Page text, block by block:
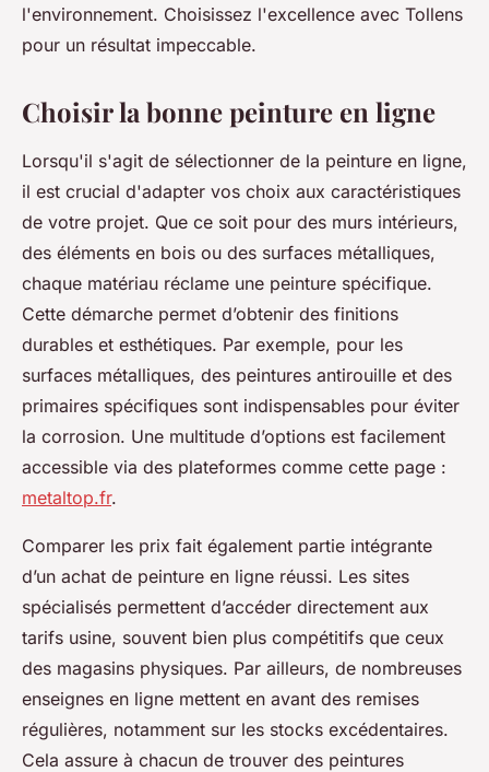
l'environnement. Choisissez l'excellence avec Tollens
pour un résultat impeccable.
Choisir la bonne peinture en ligne
Lorsqu'il s'agit de sélectionner de la peinture en ligne,
il est crucial d'adapter vos choix aux caractéristiques
de votre projet. Que ce soit pour des murs intérieurs,
des éléments en bois ou des surfaces métalliques,
chaque matériau réclame une peinture spécifique.
Cette démarche permet d’obtenir des finitions
durables et esthétiques. Par exemple, pour les
surfaces métalliques, des peintures antirouille et des
primaires spécifiques sont indispensables pour éviter
la corrosion. Une multitude d’options est facilement
accessible via des plateformes comme cette page :
metaltop.fr.
Comparer les prix fait également partie intégrante
d’un achat de peinture en ligne réussi. Les sites
spécialisés permettent d’accéder directement aux
tarifs usine, souvent bien plus compétitifs que ceux
des magasins physiques. Par ailleurs, de nombreuses
enseignes en ligne mettent en avant des remises
régulières, notamment sur les stocks excédentaires.
Cela assure à chacun de trouver des peintures